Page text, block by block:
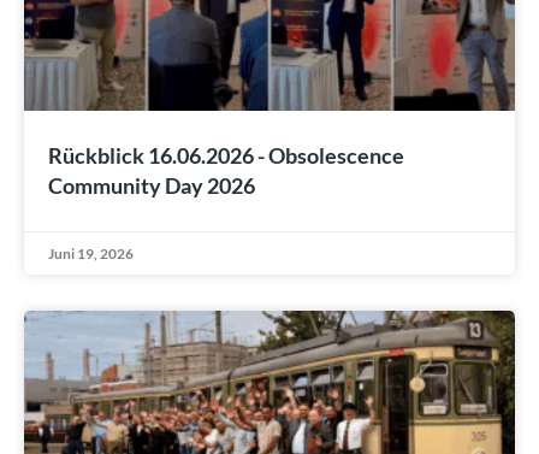
Rückblick 16.06.2026 - Obsolescence
Community Day 2026
Juni 19, 2026